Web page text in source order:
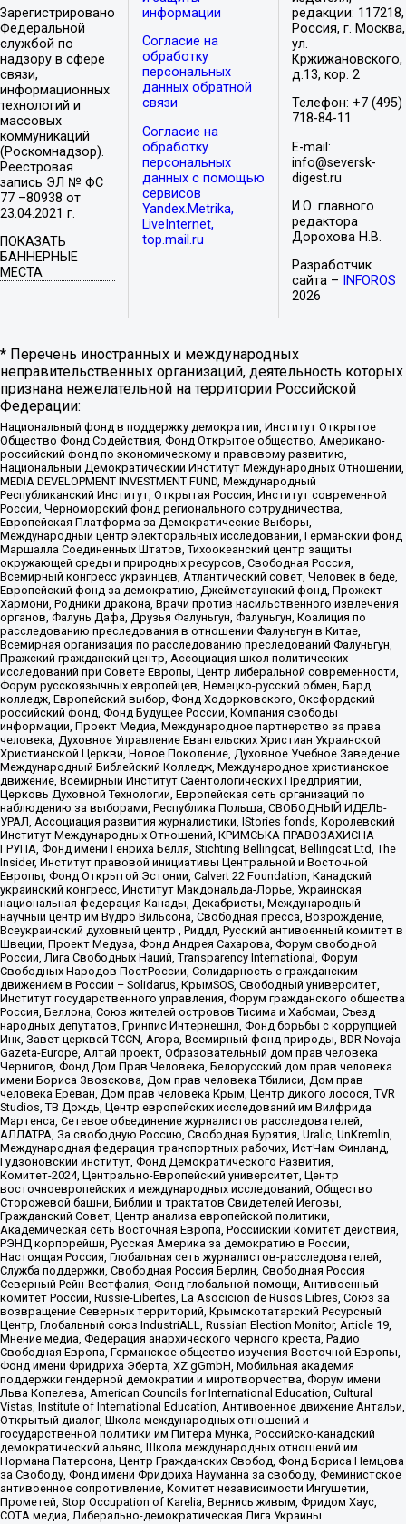
Зарегистрировано
Федеральной
службой по
надзору в сфере
связи,
информационных
технологий и
массовых
коммуникаций
(Роскомнадзор).
Реестровая
запись ЭЛ № ФС
77 –80938 от
23.04.2021 г.
ПОКАЗАТЬ
БАННЕРНЫЕ
МЕСТА
информации
Согласие на
обработку
персональных
данных обратной
связи
Согласие на
обработку
персональных
данных с помощью
сервисов
Yandex.Metrika,
LiveInternet,
top.mail.ru
редакции: 117218,
Россия, г. Москва,
ул.
Кржижановского,
д.13, кор. 2
Телефон: +7 (495)
718-84-11
E-mail:
info@seversk-
digest.ru
И.О. главного
редактора
Дорохова Н.В.
Разработчик
сайта –
INFOROS
2026
* Перечень иностранных и международных
неправительственных организаций, деятельность которых
признана нежелательной на территории Российской
Федерации:
Национальный фонд в поддержку демократии, Институт Открытое
Общество Фонд Содействия, Фонд Открытое общество, Американо-
российский фонд по экономическому и правовому развитию,
Национальный Демократический Институт Международных Отношений,
MEDIA DEVELOPMENT INVESTMENT FUND, Международный
Республиканский Институт, Открытая Россия, Институт современной
России, Черноморский фонд регионального сотрудничества,
Европейская Платформа за Демократические Выборы,
Международный центр электоральных исследований, Германский фонд
Маршалла Соединенных Штатов, Тихоокеанский центр защиты
окружающей среды и природных ресурсов, Свободная Россия,
Всемирный конгресс украинцев, Атлантический совет, Человек в беде,
Европейский фонд за демократию, Джеймстаунский фонд, Прожект
Хармони, Родники дракона, Врачи против насильственного извлечения
органов, Фалунь Дафа, Друзья Фалуньгун, Фалуньгун, Коалиция по
расследованию преследования в отношении Фалуньгун в Китае,
Всемирная организация по расследованию преследований Фалуньгун,
Пражский гражданский центр, Ассоциация школ политических
исследований при Совете Европы, Центр либеральной современности,
Форум русскоязычных европейцев, Немецко-русский обмен, Бард
колледж, Европейский выбор, Фонд Ходорковского, Оксфордский
российский фонд, Фонд Будущее России, Компания свободы
информации, Проект Медиа, Международное партнерство за права
человека, Духовное Управление Евангельских Христиан Украинской
Христианской Церкви, Новое Поколение, Духовное Учебное Заведение
Международный Библейский Колледж, Международное христианское
движение, Всемирный Институт Саентологических Предприятий,
Церковь Духовной Технологии, Европейская сеть организаций по
наблюдению за выборами, Республика Польша, СВОБОДНЫЙ ИДЕЛЬ-
УРАЛ, Ассоциация развития журналистики, IStories fonds, Королевский
Институт Международных Отношений, КРИМСЬКА ПРАВОЗАХИСНА
ГРУПА, Фонд имени Генриха Бёлля, Stichting Bellingcat, Bellingcat Ltd, The
Insider, Институт правовой инициативы Центральной и Восточной
Европы, Фонд Открытой Эстонии, Calvert 22 Foundation, Канадский
украинский конгресс, Институт Макдональда-Лорье, Украинская
национальная федерация Канады, Декабристы, Международный
научный центр им Вудро Вильсона, Свободная пресса, Возрождение,
Всеукраинский духовный центр , Риддл, Русский антивоенный комитет в
Швеции, Проект Медуза, Фонд Андрея Сахарова, Форум свободной
России, Лига Свободных Наций, Transparеncy International, Форум
Свободных Народов ПостРоссии, Солидарность с гражданским
движением в России – Solidarus, КрымSOS, Свободный университет,
Институт государственного управления, Форум гражданского общества
Россия, Беллона, Союз жителей островов Тисима и Хабомаи, Съезд
народных депутатов, Гринпис Интернешнл, Фонд борьбы с коррупцией
Инк, Завет церквей TCCN, Агора, Всемирный фонд природы, BDR Novaja
Gazeta-Europe, Алтай проект, Образовательный дом прав человека
Чернигов, Фонд Дом Прав Человека, Белорусский дом прав человека
имени Бориса Звозскова, Дом прав человека Тбилиси, Дом прав
человека Ереван, Дом прав человека Крым, Центр дикого лосося, TVR
Studios, ТВ Дождь, Центр европейских исследований им Вилфрида
Мартенса, Сетевое объединение журналистов расследователей,
АЛЛАТРА, За свободную Россию, Свободная Бурятия, Uralic, UnKremlin,
Международная федерация транспортных рабочих, ИстЧам Финланд,
Гудзоновский институт, Фонд Демократического Развития,
Комитет-2024, Центрально-Европейский университет, Центр
восточноевропейских и международных исследований, Общество
Сторожевой башни, Библии и трактатов Свидетелей Иеговы,
Гражданский Совет, Центр анализа европейской политики,
Академическая сеть Восточная Европа, Российский комитет действия,
РЭНД корпорейшн, Русская Америка за демократию в России,
Настоящая Россия, Глобальная сеть журналистов-расследователей,
Служба поддержки, Свободная Россия Берлин, Свободная Россия
Северный Рейн-Вестфалия, Фонд глобальной помощи, Антивоенный
комитет России, Russie-Libertes, La Asocicion de Rusos Libres, Союз за
возвращение Северных территорий, Крымскотатарский Ресурсный
Центр, Глобальный союз IndustriALL, Russian Election Monitor, Article 19,
Мнение медиа, Федерация анархического черного креста, Радио
Свободная Европа, Германское общество изучения Восточной Европы,
Фонд имени Фридриха Эберта, XZ gGmbH, Мобильная академия
поддержки гендерной демократии и миротворчества, Форум имени
Льва Копелева, American Councils for International Education, Cultural
Vistas, Institute of International Education, Антивоенное движение Антальи,
Открытый диалог, Школа международных отношений и
государственной политики им Питера Мунка, Российско-канадский
демократический альянс, Школа международных отношений им
Нормана Патерсона, Центр Гражданских Свобод, Фонд Бориса Немцова
за Свободу, Фонд имени Фридриха Науманна за свободу, Феминистское
антивоенное сопротивление, Комитет независимости Ингушетии,
Прометей, Stop Occupation of Karelia, Вернись живым, Фридом Хаус,
СОТА медиа, Либерально-демократическая Лига Украины